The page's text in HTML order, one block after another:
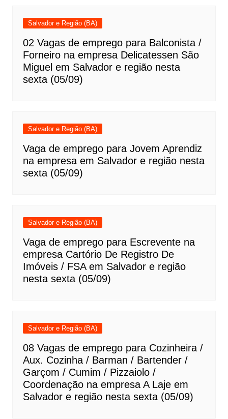
Salvador e Região (BA)
02 Vagas de emprego para Balconista /
Forneiro na empresa Delicatessen São
Miguel em Salvador e região nesta
sexta (05/09)
Salvador e Região (BA)
Vaga de emprego para Jovem Aprendiz
na empresa em Salvador e região nesta
sexta (05/09)
Salvador e Região (BA)
Vaga de emprego para Escrevente na
empresa Cartório De Registro De
Imóveis / FSA em Salvador e região
nesta sexta (05/09)
Salvador e Região (BA)
08 Vagas de emprego para Cozinheira /
Aux. Cozinha / Barman / Bartender /
Garçom / Cumim / Pizzaiolo /
Coordenação na empresa A Laje em
Salvador e região nesta sexta (05/09)